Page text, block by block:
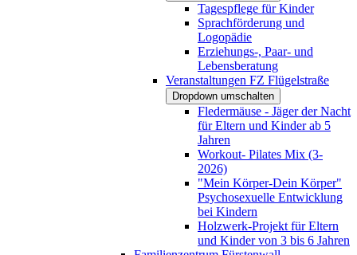
Tagespflege für Kinder
Sprachförderung und
Logopädie
Erziehungs-, Paar- und
Lebensberatung
Veranstaltungen FZ Flügelstraße
Dropdown umschalten
Fledermäuse - Jäger der Nacht
für Eltern und Kinder ab 5
Jahren
Workout- Pilates Mix (3-
2026)
"Mein Körper-Dein Körper"
Psychosexuelle Entwicklung
bei Kindern
Holzwerk-Projekt für Eltern
und Kinder von 3 bis 6 Jahren